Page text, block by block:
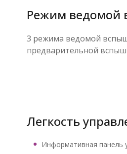
Режим ведомой
3 режима ведомой
предварительной
Легкость
Информативная панель